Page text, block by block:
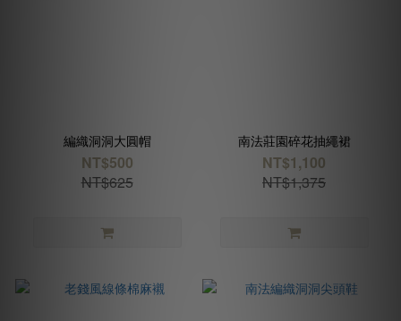
編織洞洞大圓帽
NT$500
NT$625
南法莊園碎花抽繩裙
NT$1,100
NT$1,375